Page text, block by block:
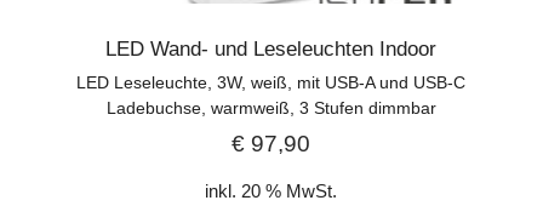
LED Wand- und Leseleuchten Indoor
LED Leseleuchte, 3W, weiß, mit USB-A und USB-C
Ladebuchse, warmweiß, 3 Stufen dimmbar
€ 97,90
inkl. 20 % MwSt.